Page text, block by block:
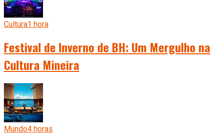
Cultura1 hora
Festival de Inverno de BH: Um Mergulho na
Cultura Mineira
Mundo4 horas